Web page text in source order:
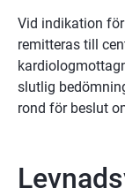
Vid indikation
remitteras till
slutlig
rond för beslut